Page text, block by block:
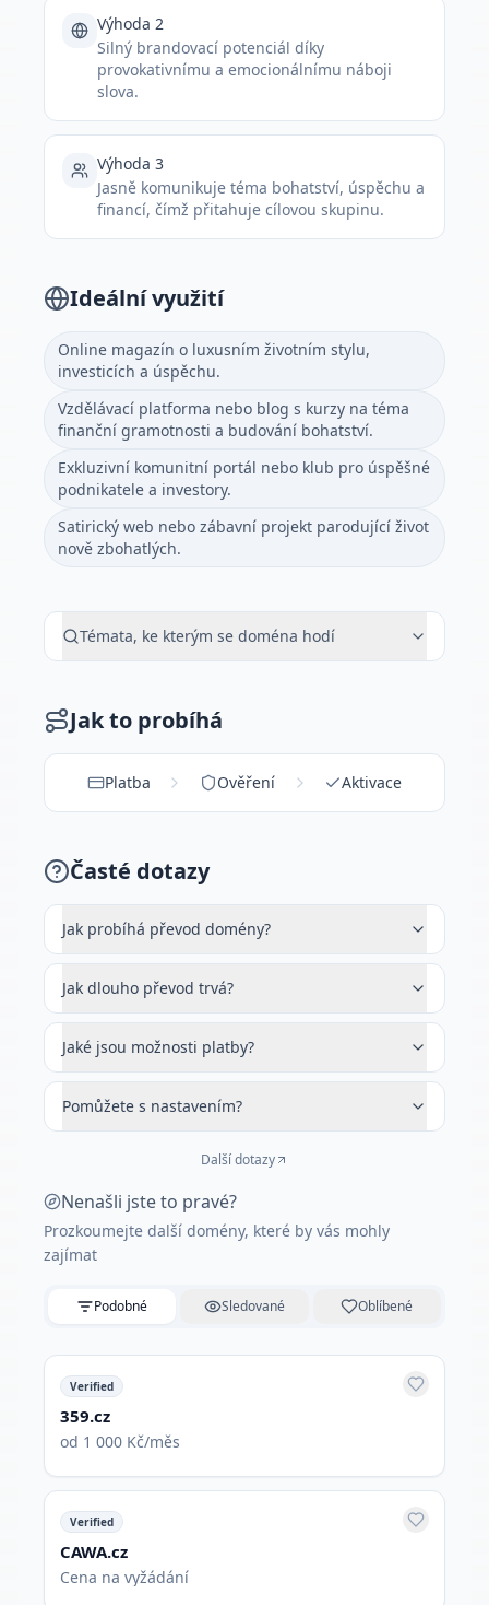
Výhoda 2
Silný brandovací potenciál díky
provokativnímu a emocionálnímu náboji
slova.
Výhoda 3
Jasně komunikuje téma bohatství, úspěchu a
financí, čímž přitahuje cílovou skupinu.
Ideální využití
Online magazín o luxusním životním stylu,
investicích a úspěchu.
Vzdělávací platforma nebo blog s kurzy na téma
finanční gramotnosti a budování bohatství.
Exkluzivní komunitní portál nebo klub pro úspěšné
podnikatele a investory.
Satirický web nebo zábavní projekt parodující život
nově zbohatlých.
Témata, ke kterým se doména hodí
Jak to probíhá
Platba Ověření Aktivace
Časté dotazy
Jak probíhá převod domény?
Jak dlouho převod trvá?
Jaké jsou možnosti platby?
Pomůžete s nastavením?
Další dotazy
Nenašli jste to pravé?
Prozkoumejte další domény, které by vás mohly
zajímat
Podobné Sledované Oblíbené
Verified
359.cz
od 1 000 Kč/měs
Verified
CAWA.cz
Cena na vyžádání